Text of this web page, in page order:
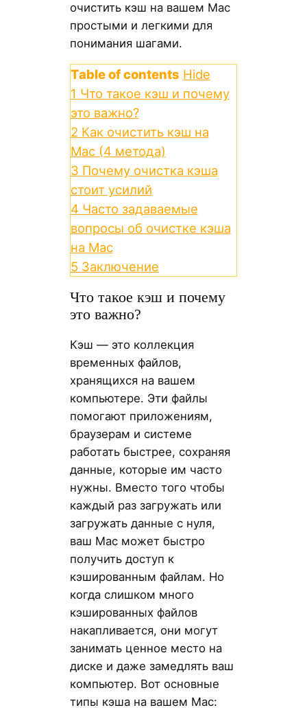
очистить кэш на вашем Mac
простыми и легкими для
понимания шагами.
Table of contents Hide
1 Что такое кэш и почему
это важно?
2 Как очистить кэш на
Mac (4 метода)
3 Почему очистка кэша
стоит усилий
4 Часто задаваемые
вопросы об очистке кэша
на Mac
5 Заключение
Что такое кэш и почему
это важно?
Кэш — это коллекция
временных файлов,
хранящихся на вашем
компьютере. Эти файлы
помогают приложениям,
браузерам и системе
работать быстрее, сохраняя
данные, которые им часто
нужны. Вместо того чтобы
каждый раз загружать или
загружать данные с нуля,
ваш Mac может быстро
получить доступ к
кэшированным файлам. Но
когда слишком много
кэшированных файлов
накапливается, они могут
занимать ценное место на
диске и даже замедлять ваш
компьютер. Вот основные
типы кэша на вашем Mac: